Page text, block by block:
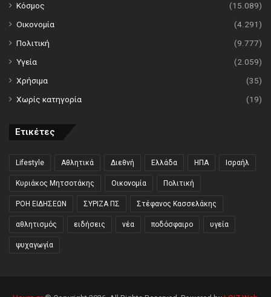
Κόσμος
(15.089)
Οικονομία
(4.291)
Πολιτική
(9.777)
Υγεία
(2.059)
Χρήσιμα
(35)
Χωρίς κατηγορία
(19)
Ετικέτες
Lifestyle Αθλητικά Διεθνή Ελλάδα ΗΠΑ Ισραήλ
Κυριάκος Μητσοτάκης Οικονομία Πολιτική
ΡΟΗ ΕΙΔΗΣΕΩΝ ΣΥΡΙΖΑ ΠΣ Στέφανος Κασσελάκης
αθλητισμός ειδήσεις νέα ποδόσφαιρο υγεία
ψυχαγωγία